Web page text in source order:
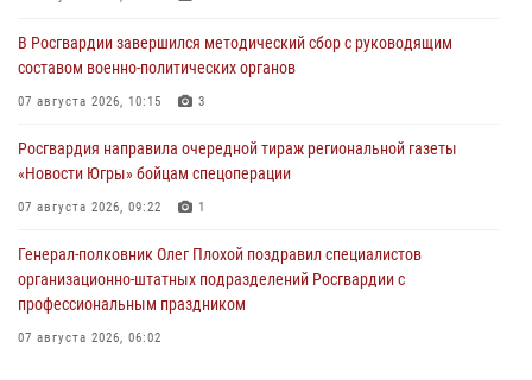
В Росгвардии завершился методический сбор с руководящим
составом военно-политических органов
07 августа 2026, 10:15 3
Росгвардия направила очередной тираж региональной газеты
«Новости Югры» бойцам спецоперации
07 августа 2026, 09:22 1
Генерал-полковник Олег Плохой поздравил специалистов
организационно-штатных подразделений Росгвардии с
профессиональным праздником
07 августа 2026, 06:02